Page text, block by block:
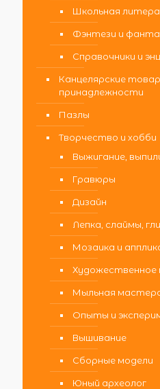
Школьная
Фэнтези и
Справочники и
Канцелярские
принадлежности
Пазлы
Творчество и хобби
Выжигание,
Гравюры
Дизайн
Лепка, слаймы,
Мозаика и
Мыльная
Опыты и
Вышивание
Сборные модели
Юный археолог